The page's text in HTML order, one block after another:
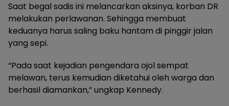
Saat begal sadis ini melancarkan aksinya, korban DR
melakukan perlawanan. Sehingga membuat
keduanya harus saling baku hantam di pinggir jalan
yang sepi.
“Pada saat kejadian pengendara ojol sempat
melawan, terus kemudian diketahui oleh warga dan
berhasil diamankan,” ungkap Kennedy.